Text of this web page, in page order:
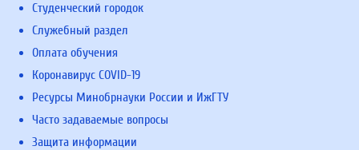
Студенческий городок
Служебный раздел
Оплата обучения
Коронавирус COVID-19
Ресурсы Минобрнауки России и ИжГТУ
Часто задаваемые вопросы
Защита информации